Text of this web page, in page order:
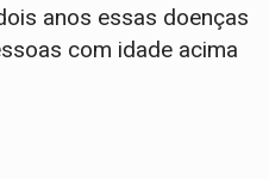
anos essas doenças
com idade acima